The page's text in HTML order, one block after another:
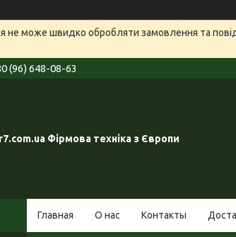
не може швидко обробляти замовлення та
(96) 648-08-63
Фірмова техніка з Європи
Главная О нас Контакты